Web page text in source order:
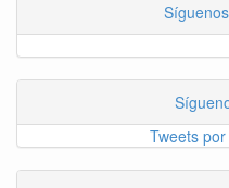
Tweets